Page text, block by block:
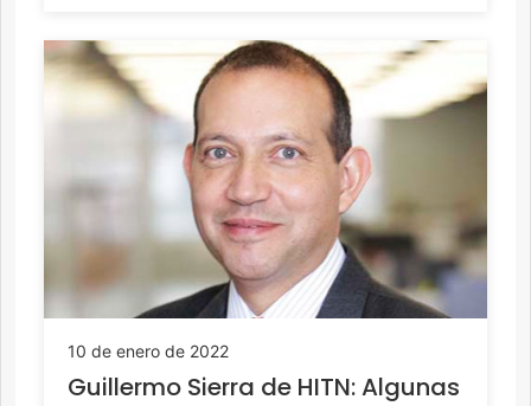
10 de enero de 2022
Guillermo Sierra de HITN: Algunas